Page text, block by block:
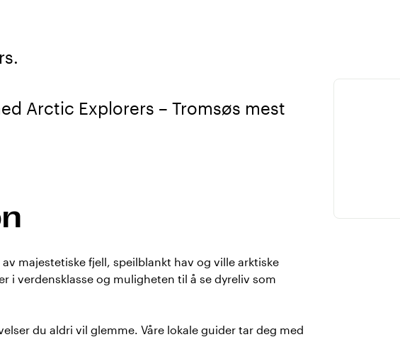
Arctic Explorers – Tromsøs mest
majestetiske fjell, speilblankt hav og ville arktiske
i verdensklasse og muligheten til å se dyreliv som
du aldri vil glemme. Våre lokale guider tar deg med